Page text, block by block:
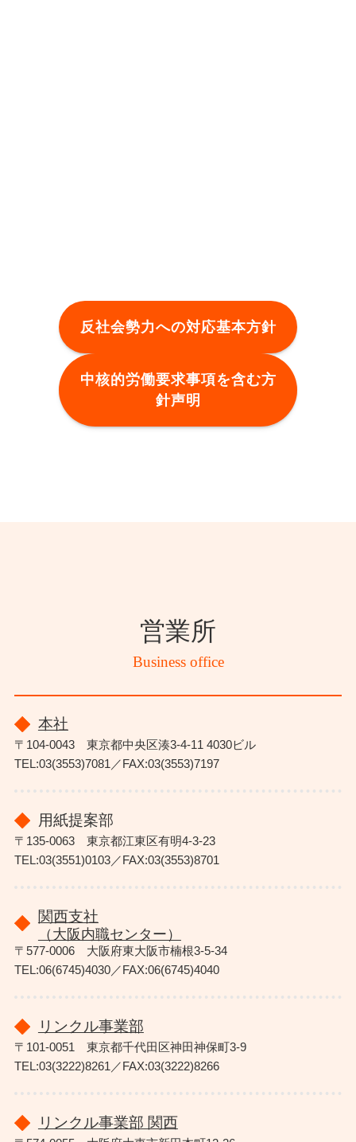
反社会勢力への対応基本方針
中核的労働要求事項を含む⽅
針声明
営業所
Business office
本社
〒104-0043 東京都中央区湊3-4-11 4030ビル
TEL:03(3553)7081／FAX:03(3553)7197
用紙提案部
〒135-0063 東京都江東区有明4-3-23
TEL:03(3551)0103／FAX:03(3553)8701
関西支社
（大阪内職センター）
〒577-0006 大阪府東大阪市楠根3-5-34
TEL:06(6745)4030／FAX:06(6745)4040
リンクル事業部
〒101-0051 東京都千代田区神田神保町3-9
TEL:03(3222)8261／FAX:03(3222)8266
リンクル事業部 関西